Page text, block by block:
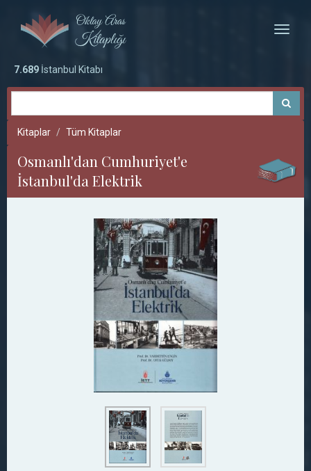
Toggle
7.689 İstanbul Kitabı
Kitaplar Tüm Kitaplar
Osmanlı'dan Cumhuriyet'e
İstanbul'da Elektrik